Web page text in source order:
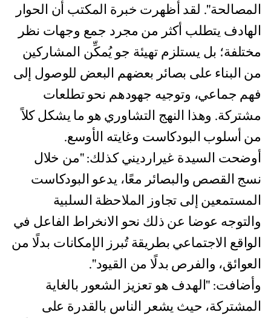
المصالحة". لقد أظهرت خبرة المكتب أن الحوار
الهادف يتطلب أكثر من مجرد جمع وجهات نظر
مختلفة؛ بل يستلزم تهيئة جو يُمكِّن المشاركين
من البناء على بصائر بعضهم البعض للوصول إلى
فهم جماعي، وتوجيه جهودهم نحو تطلعات
مشتركة. وهذا النهج التشاوري هو ما يشكل كلاً
من أسلوب البودكاست وغايته الأوسع.
أوضحت السيدة غيرارديني كذلك: "من خلال
نسج القصص والبصائر معًا، يدعو البودكاست
المستمعين إلى تجاوز الملاحظة السلبية
والتوجه عوضا عن ذلك نحو الانخراط الفاعل في
الواقع الاجتماعي بطريقة تُبرز الإمكانات بدلًا من
العوائق، والفرص بدلًا من القيود".
وأضافت: "الهدف هو تعزيز الشعور بالغاية
المشتركة، حيث يشعر الناس بالقدرة على